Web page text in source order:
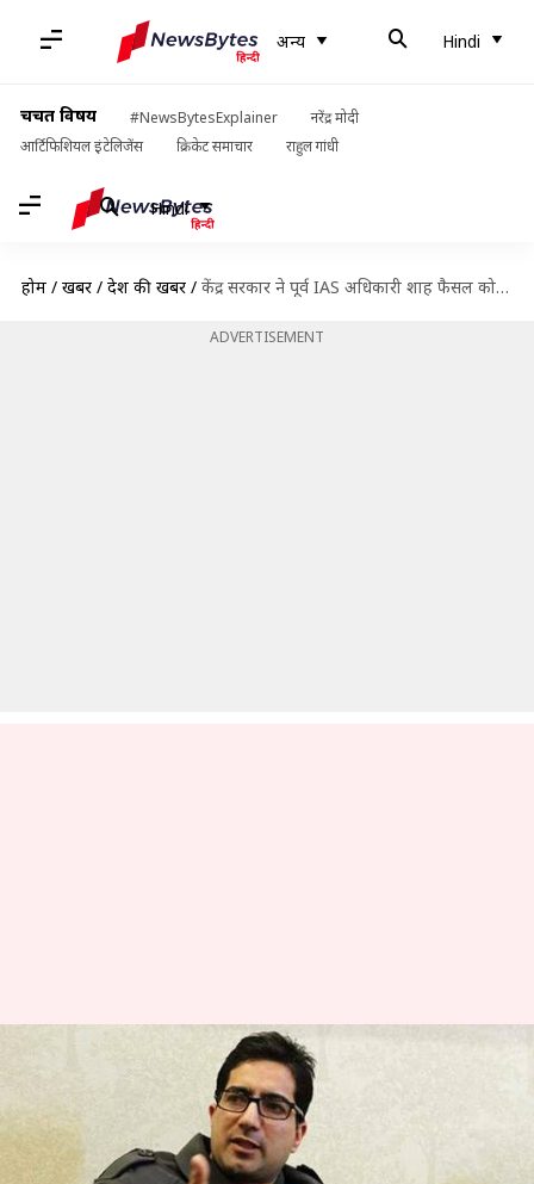
अन्य Hindi
चर्चित विषय #NewsBytesExplainer
नरेंद्र मोदी
आर्टिफिशियल इंटेलिजेंस
क्रिकेट समाचार राहुल गांधी
Hindi
होम / खबरें / देश की खबरें / केंद्र सरकार ने पूर्व IAS अधिकारी शाह फैसल को किया बहाल, बोले- आदर्शवाद ने निराश किया
ADVERTISEMENT
केंद्र सरकार ने पूर्व IAS अधिकारी
शाह फैसल को किया बहाल, बोले-
आदर्शवाद ने निराश किया
मुकुल तोमर Apr 29, 2022 12:33 pm